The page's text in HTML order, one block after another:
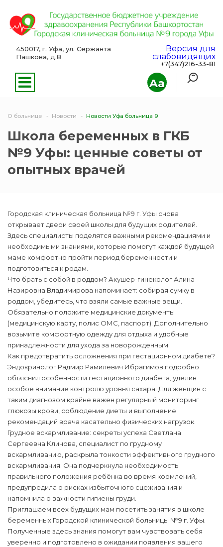
Aa
450017, г. Уфа, ул. Сержанта
Пашкова, д.8
Версия для
слабовидящих
+7(347)216-33-81
О больнице Новости Новости Уфа больница 9
Школа беременных в ГКБ
№9 Уфы: ценные советы от
опытных врачей
Городская клиническая больница №9 г. Уфы снова
открывает двери своей школы для будущих родителей.
Здесь специалисты поделятся важными рекомендациями и
необходимыми знаниями, которые помогут каждой будущей
маме комфортно пройти период беременности и
подготовиться к родам.
Что брать с собой в роддом? Акушер-гинеколог Алина
Назировна Владимирова напоминает: собирая сумку в
роддом, убедитесь, что взяли самые важные вещи.
Обязательно положите медицинские документы
(медицинскую карту, полис ОМС, паспорт). Дополнительно
возьмите комфортную одежду для отдыха и удобные
принадлежности для ухода за новорожденным.
Как предотвратить осложнения при гестационном диабете?
Эндокринолог Радмир Рамилевич Ибрагимов подробно
объяснил особенности гестационного диабета, уделив
особое внимание контролю уровня сахара. Для женщин с
таким диагнозом крайне важен регулярный мониторинг
глюкозы крови, соблюдение диеты и выполнение
рекомендаций врача касательно физических нагрузок.
Грудное вскармливание: секреты успеха Светлана
Сергеевна Клинова, специалист по грудному
вскармливанию, раскрыла тонкости эффективного грудного
вскармливания. Она подчеркнула необходимость
правильного положения ребёнка во время кормлений,
предупредила о рисках избыточного сцеживания и
напомнила о важности гигиены груди.
Приглашаем всех будущих мам посетить занятия в школе
беременных Городской клинической больницы №9 г. Уфы.
Полученные здесь знания помогут вам чувствовать себя
уверенно и подготовлено в ожидании появления вашего